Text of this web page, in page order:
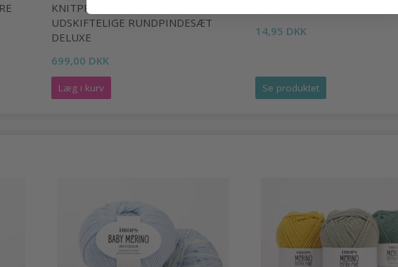
KNITPRO SYMFONIE ROSE
UDSKIFTELIGE RUNDPINDESÆT
DELUXE
699,00 DKK
Læg i kurv
14,95 DKK
Se produktet